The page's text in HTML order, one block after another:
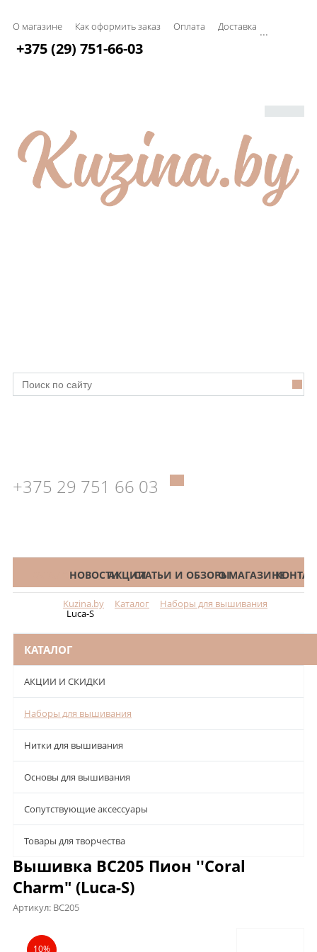
О магазине Как оформить заказ Оплата Доставка ...
+375 (29) 751-66-03
+375 29 751 66 03
КАТАЛОГНОВОСТИАКЦИИСТАТЬИ И ОБЗОРЫО МАГАЗИНЕ
Kuzina.by Каталог Наборы для вышивания
Luca-S
КАТАЛОГ
АКЦИИ И СКИДКИ
Наборы для вышивания
Нитки для вышивания
Основы для вышивания
Сопутствующие аксессуары
Товары для творчества
Вышивка BC205 Пион ''Coral
Charm" (Luca-S)
Артикул: BC205
Описание
10%